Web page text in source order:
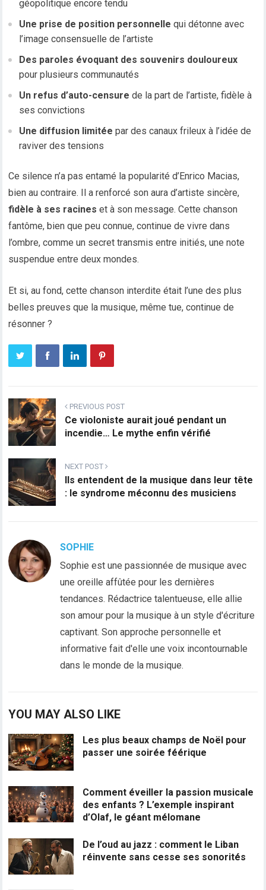
géopolitique encore tendu
Une prise de position personnelle qui détonne avec
l’image consensuelle de l’artiste
Des paroles évoquant des souvenirs douloureux
pour plusieurs communautés
Un refus d’auto-censure de la part de l’artiste, fidèle à
ses convictions
Une diffusion limitée par des canaux frileux à l’idée de
raviver des tensions
Ce silence n’a pas entamé la popularité d’Enrico Macias,
bien au contraire. Il a renforcé son aura d’artiste sincère,
fidèle à ses racines et à son message. Cette chanson
fantôme, bien que peu connue, continue de vivre dans
l’ombre, comme un secret transmis entre initiés, une note
suspendue entre deux mondes.
Et si, au fond, cette chanson interdite était l’une des plus
belles preuves que la musique, même tue, continue de
résonner ?
PREVIOUS POST
Ce violoniste aurait joué pendant un
incendie… Le mythe enfin vérifié
NEXT POST
Ils entendent de la musique dans leur tête
: le syndrome méconnu des musiciens
SOPHIE
Sophie est une passionnée de musique avec
une oreille affûtée pour les dernières
tendances. Rédactrice talentueuse, elle allie
son amour pour la musique à un style d'écriture
captivant. Son approche personnelle et
informative fait d'elle une voix incontournable
dans le monde de la musique.
YOU MAY ALSO LIKE
Les plus beaux champs de Noël pour
passer une soirée féérique
Comment éveiller la passion musicale
des enfants ? L’exemple inspirant
d’Olaf, le géant mélomane
De l’oud au jazz : comment le Liban
réinvente sans cesse ses sonorités